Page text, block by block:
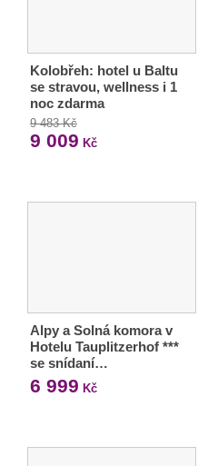
Kolobřeh: hotel u Baltu
se stravou, wellness i 1
noc zdarma
9 483 Kč
9 009 Kč
Alpy a Solná komora v
Hotelu Tauplitzerhof ***
se snídaní…
6 999 Kč